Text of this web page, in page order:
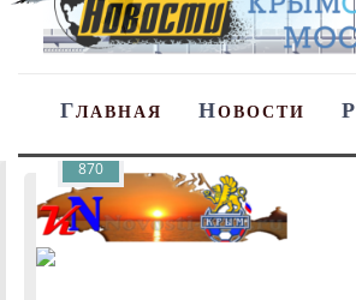
ГЛАВНАЯ НОВОСТИ Р
870